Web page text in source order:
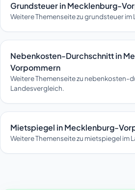
Grundsteuer in Mecklenburg-
Weitere Themenseite zu grundsteuer
Nebenkosten-Durchschnitt in
Vorpommern
Weitere Themenseite zu nebenkosten-
Landesvergleich.
Mietspiegel in Mecklenburg-
Weitere Themenseite zu mietspiegel im